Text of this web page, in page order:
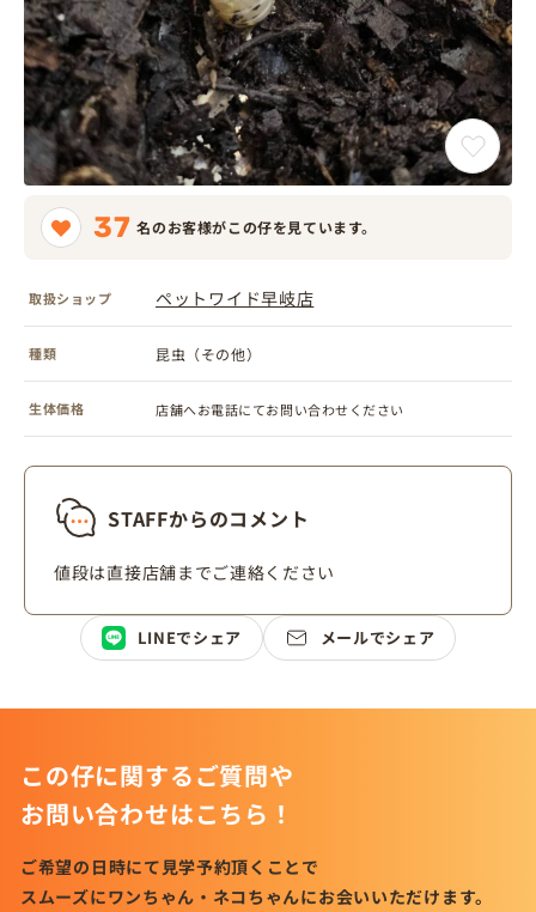
37 名のお客様がこの仔を見ています。
取扱ショップ ペットワイド早岐店
種類 昆虫（その他）
生体価格 店舗へお電話にてお問い合わせください
STAFFからのコメント
値段は直接店舗までご連絡ください
LINEでシェア メールでシェア
この仔に関するご質問や
お問い合わせはこちら！
ご希望の日時にて見学予約頂くことで
スムーズにワンちゃん・ネコちゃんにお会いいただけます。